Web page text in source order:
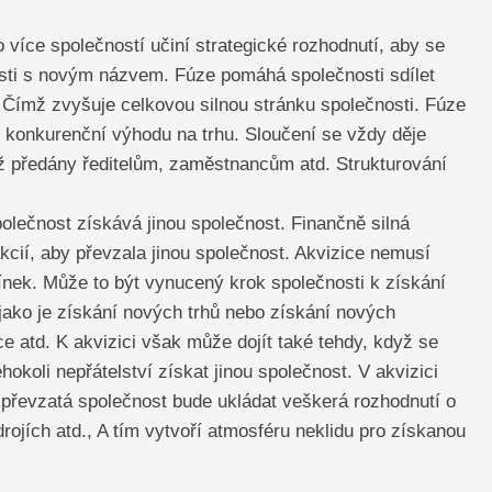
více společností učiní strategické rozhodnutí, aby se
s novým názvem. Fúze pomáhá společnosti sdílet
zvyšuje celkovou silnou stránku společnosti. Fúze
výhodu na trhu. Sloučení se vždy děje
ředitelům, zaměstnancům atd. Strukturování
získává jinou společnost. Finančně silná
aby převzala jinou společnost. Akvizice nemusí
Může to být vynucený krok společnosti k získání
je získání nových trhů nebo získání nových
atd. K akvizici však může dojít také tehdy, když se
nepřátelství získat jinou společnost. V akvizici
společnost bude ukládat veškerá rozhodnutí o
atd., A tím vytvoří atmosféru neklidu pro získanou